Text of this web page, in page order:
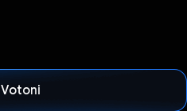
Votoni